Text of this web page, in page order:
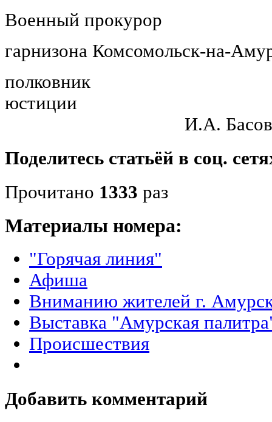
Военный прокурор
гарнизона Комсомольск-на-
полковник
И.А. Басов
Поделитесь статьёй в соц.
Прочитано 1333 раз
Материалы номера:
"Горячая линия"
Афиша
Вниманию жителей г.
Выставка "Амурская
Происшествия
Добавить комментарий